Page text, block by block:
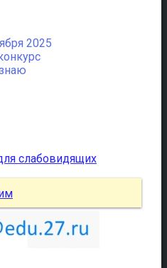
2025
слабовидящих